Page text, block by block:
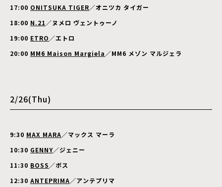
17:00 ONITSUKA TIGER／オニツカ タイガー
18:00 N.21 ／ヌメロ ヴェントゥーノ
19:00 ETRO ／エトロ
20:00 MM6 Maison Margiela ／MM6 メゾン マルジェラ
2/26(Thu)
9:30 MAX MARA／マックス マーラ
10:30 GENNY／ジェニー
11:30 BOSS ／ボス
12:30 ANTEPRIMA／アンテプリマ